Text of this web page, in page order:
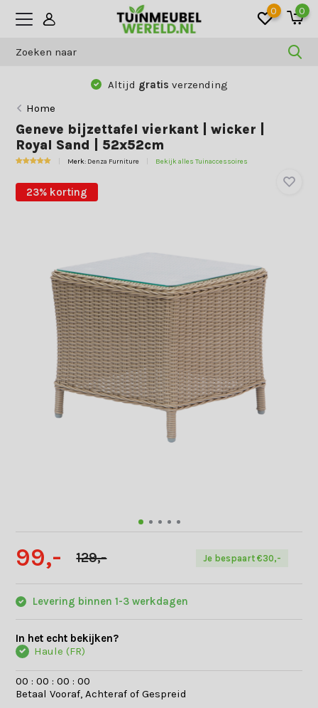
0 0
Altijd gratis verzending
Home
Geneve bijzettafel vierkant | wicker |
Royal Sand | 52x52cm
Merk: Denza Furniture Bekijk alles Tuinaccessoires
23% korting
99,- 129,- Je bespaart €30,-
Levering binnen 1-3 werkdagen
In het echt bekijken?
Haule (FR)
00 :00 :00 :00
Betaal Vooraf, Achteraf of Gespreid